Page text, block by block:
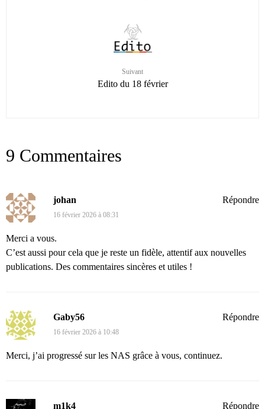
Suivant
Edito du 18 février
9 Commentaires
johan
16 février 2026 à 08:31
Merci a vous.
C’est aussi pour cela que je reste un fidèle, attentif aux nouvelles
publications. Des commentaires sincères et utiles !
Répondre
Gaby56
16 février 2026 à 10:48
Merci, j’ai progressé sur les NAS grâce à vous, continuez.
Répondre
m1k4 Répondre